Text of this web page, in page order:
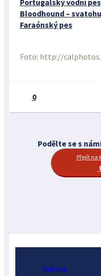
Portugalský vodní pes
Bloodhound –
Faraónský pes
Foto: http://
0
Podělte se s
Přejít na
Zvířata